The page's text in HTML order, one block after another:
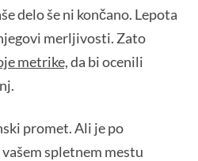
delo še ni končano. Lepota
merljivosti. Zato
metrike,da bi ocenili
promet. Ali je po
spletnem mestu